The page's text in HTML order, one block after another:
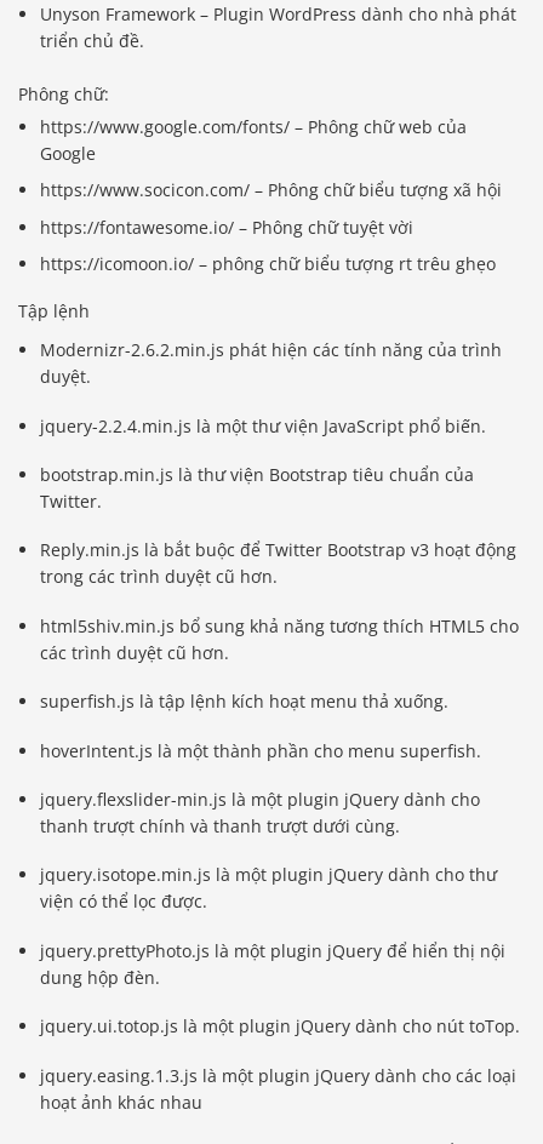
Unyson Framework – Plugin WordPress dành cho nhà phát
triển chủ đề.
Phông chữ:
https://www.google.com/fonts/ – Phông chữ web của
Google
https://www.socicon.com/ – Phông chữ biểu tượng xã hội
https://fontawesome.io/ – Phông chữ tuyệt vời
https://icomoon.io/ – phông chữ biểu tượng rt trêu ghẹo
Tập lệnh
Modernizr-2.6.2.min.js phát hiện các tính năng của trình
duyệt.
jquery-2.2.4.min.js là một thư viện JavaScript phổ biến.
bootstrap.min.js là thư viện Bootstrap tiêu chuẩn của
Twitter.
Reply.min.js là bắt buộc để Twitter Bootstrap v3 hoạt động
trong các trình duyệt cũ hơn.
html5shiv.min.js bổ sung khả năng tương thích HTML5 cho
các trình duyệt cũ hơn.
superfish.js là tập lệnh kích hoạt menu thả xuống.
hoverIntent.js là một thành phần cho menu superfish.
jquery.flexslider-min.js là một plugin jQuery dành cho
thanh trượt chính và thanh trượt dưới cùng.
jquery.isotope.min.js là một plugin jQuery dành cho thư
viện có thể lọc được.
jquery.prettyPhoto.js là một plugin jQuery để hiển thị nội
dung hộp đèn.
jquery.ui.totop.js là một plugin jQuery dành cho nút toTop.
jquery.easing.1.3.js là một plugin jQuery dành cho các loại
hoạt ảnh khác nhau